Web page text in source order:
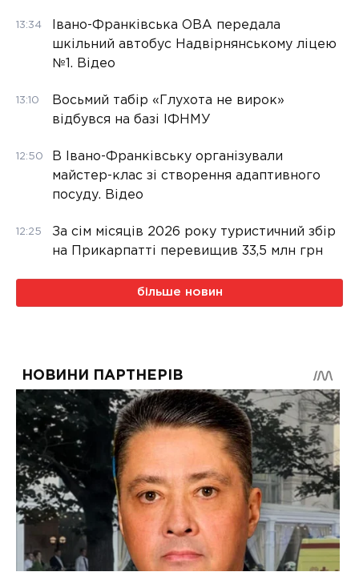
13:34
Івано-Франківська ОВА передала
шкільний автобус Надвірнянському ліцею
№1. Відео
13:10
Восьмий табір «Глухота не вирок»
відбувся на базі ІФНМУ
12:50
В Івано-Франківську організували
майстер-клас зі створення адаптивного
посуду. Відео
12:25
За сім місяців 2026 року туристичний збір
на Прикарпатті перевищив 33,5 млн грн
більше новин